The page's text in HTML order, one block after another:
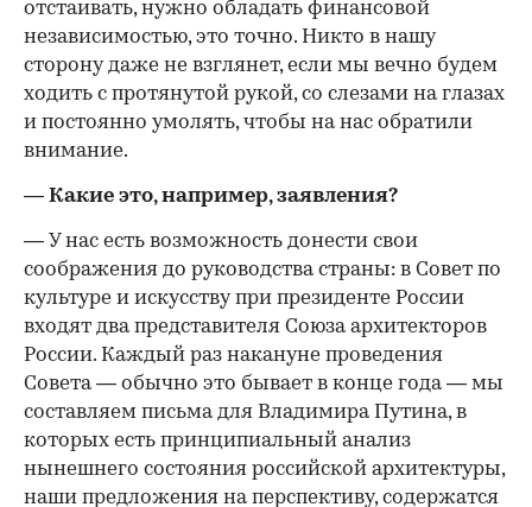
отстаивать, нужно обладать финансовой
независимостью, это точно. Никто в нашу
сторону даже не взглянет, если мы вечно будем
ходить с протянутой рукой, со слезами на глазах
и постоянно умолять, чтобы на нас обратили
внимание.
— Какие это, например, заявления?
— У нас есть возможность донести свои
соображения до руководства страны: в Совет по
культуре и искусству при президенте России
входят два представителя Союза архитекторов
России. Каждый раз накануне проведения
Совета — обычно это бывает в конце года — мы
составляем письма для Владимира Путина, в
которых есть принципиальный анализ
нынешнего состояния российской архитектуры,
наши предложения на перспективу, содержатся